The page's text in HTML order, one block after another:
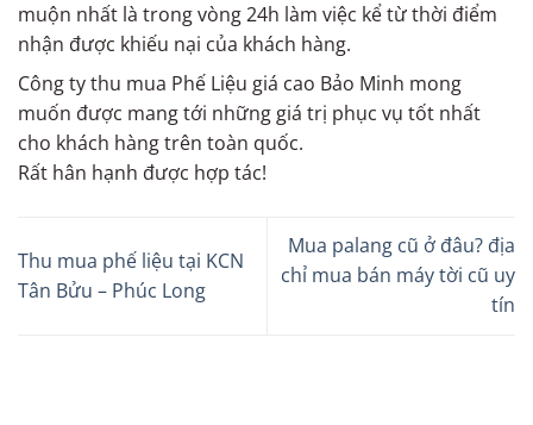
muộn nhất là trong vòng 24h làm việc kể từ thời điểm
nhận được khiếu nại của khách hàng.
Công ty thu mua Phế Liệu giá cao Bảo Minh mong
muốn được mang tới những giá trị phục vụ tốt nhất
cho khách hàng trên toàn quốc.
Rất hân hạnh được hợp tác!
Thu mua phế liệu tại KCN
Tân Bửu – Phúc Long
Mua palang cũ ở đâu? địa
chỉ mua bán máy tời cũ uy
tín